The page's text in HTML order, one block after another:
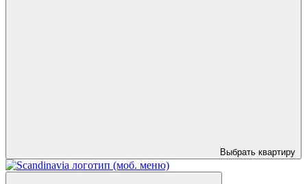
Выбрать квартиру